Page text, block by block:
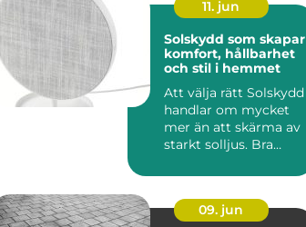
11. jun
Solskydd som skapar
komfort, hållbarhet
och stil i hemmet
Att välja rätt Solskydd
handlar om mycket
mer än att skärma av
starkt solljus. Bra
09. jun